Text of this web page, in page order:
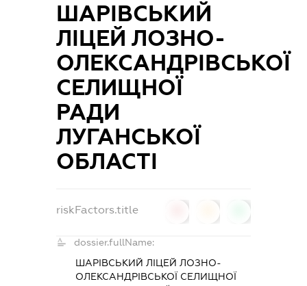
ШАРІВСЬКИЙ
ЛІЦЕЙ ЛОЗНО-
ОЛЕКСАНДРІВСЬКОЇ
СЕЛИЩНОЇ
РАДИ
ЛУГАНСЬКОЇ
ОБЛАСТІ
riskFactors.title
dossier.fullName:
ШАРІВСЬКИЙ ЛІЦЕЙ ЛОЗНО-
ОЛЕКСАНДРІВСЬКОЇ СЕЛИЩНОЇ